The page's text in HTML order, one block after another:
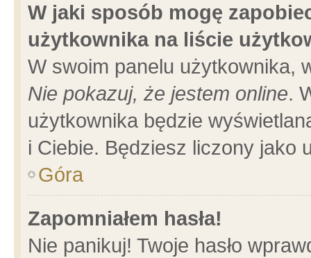
W jaki sposób mogę
użytkownika na liście
W swoim panelu użytkownika,
Nie pokazuj, że jestem online.
użytkownika będzie
i Ciebie. Będziesz liczony jako
Góra
Zapomniałem hasła!
Nie panikuj! Twoje hasło